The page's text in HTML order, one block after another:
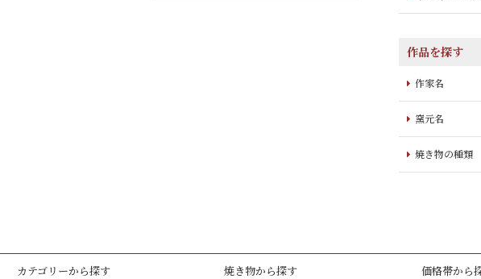
作品を探す
作家名
窯元名
焼き物の種類
カテゴリーから探す 焼き物から探す 価格帯から